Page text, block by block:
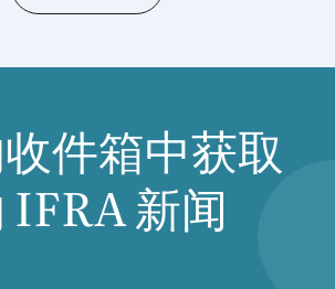
件箱中获取
IFRA新闻